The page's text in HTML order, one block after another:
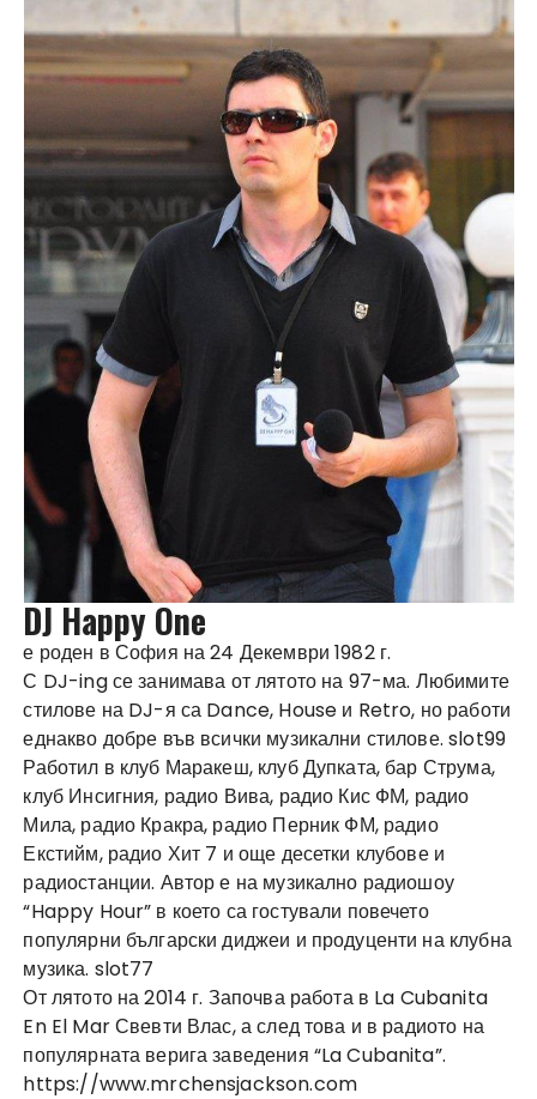
DJ Happy One
е роден в София на 24 Декември 1982 г.
С DJ-ing се занимава от лятото на 97-ма. Любимите
стилове на DJ-я са Dance, House и Retro, но работи
еднакво добре във всички музикални стилове.slot99
Работил в клуб Маракеш, клуб Дупката, бар Струма,
клуб Инсигния, радио Вива, радио Кис ФМ, радио
Мила, радио Кракра, радио Перник ФМ, радио
Екстийм, радио Хит 7 и още десетки клубове и
радиостанции. Автор е на музикално радиошоу
“Happy Hour” в което са гостували повечето
популярни български диджеи и продуценти на клубна
музика. slot77
От лятото на 2014 г. Започва работа в La Cubanita
En El Mar Свевти Влас, а след това и в радиото на
популярната верига заведения “La Cubanita”.
https://www.mrchensjackson.com